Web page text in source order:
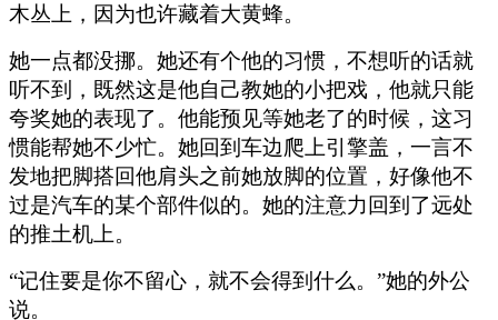
木丛上，因为也许藏着大黄蜂。
她一点都没挪。她还有个他的习惯，不想听的话就
听不到，既然这是他自己教她的小把戏，他就只能
夸奖她的表现了。他能预见等她老了的时候，这习
惯能帮她不少忙。她回到车边爬上引擎盖，一言不
发地把脚搭回他肩头之前她放脚的位置，好像他不
过是汽车的某个部件似的。她的注意力回到了远处
的推土机上。
“记住要是你不留心，就不会得到什么。”她的外公
说。